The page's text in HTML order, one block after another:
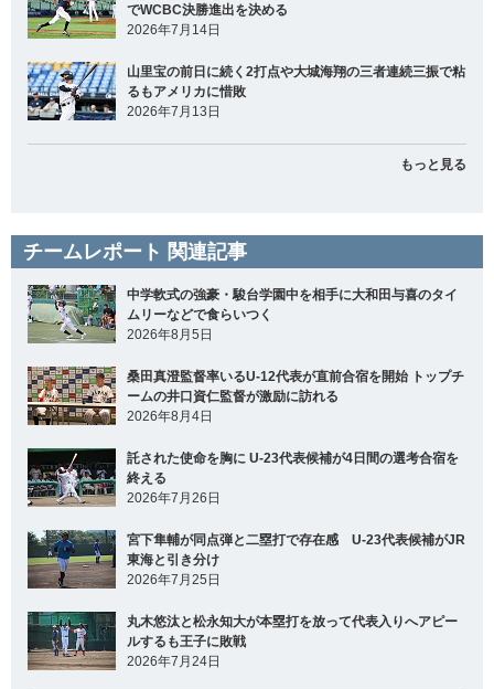
でWCBC決勝進出を決める
2026年7月14日
山里宝の前日に続く2打点や大城海翔の三者連続三振で粘
るもアメリカに惜敗
2026年7月13日
もっと見る
チームレポート 関連記事
中学軟式の強豪・駿台学園中を相手に大和田与喜のタイ
ムリーなどで食らいつく
2026年8月5日
桑田真澄監督率いるU-12代表が直前合宿を開始 トップチ
ームの井口資仁監督が激励に訪れる
2026年8月4日
託された使命を胸に U-23代表候補が4日間の選考合宿を
終える
2026年7月26日
宮下隼輔が同点弾と二塁打で存在感 U-23代表候補がJR
東海と引き分け
2026年7月25日
丸木悠汰と松永知大が本塁打を放って代表入りへアピー
ルするも王子に敗戦
2026年7月24日